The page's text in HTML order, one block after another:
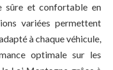
sûre et confortable en
variées permettent
à chaque véhicule,
optimale sur les